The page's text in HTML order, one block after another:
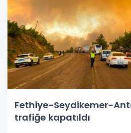
Fethiye-Seydikemer-
trafiğe kapatıldı